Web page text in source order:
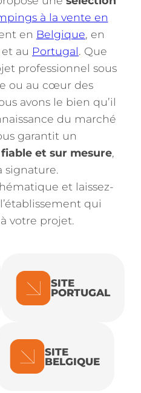
à la vente en
en Belgique, en
et au Portugal. Que
professionnel sous
ou au cœur des
avons le bien qu’il
du marché
garantit un
et sur mesure,
signature.
et laissez-
qui
votre projet.
SITE
PORTUGAL
SITE
BELGIQUE